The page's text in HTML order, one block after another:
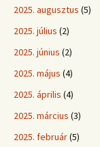
2025. augusztus (5)
2025. július (2)
2025. június (2)
2025. május (4)
2025. április (4)
2025. március (3)
2025. február(5)